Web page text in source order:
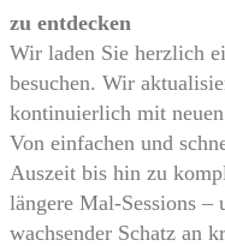
zu entdecken
Wir laden Sie herzlich
besuchen. Wir
kontinuierlich mit
Von einfachen und
Auszeit bis hin zu
längere Mal-Sessions –
wachsender Schatz an